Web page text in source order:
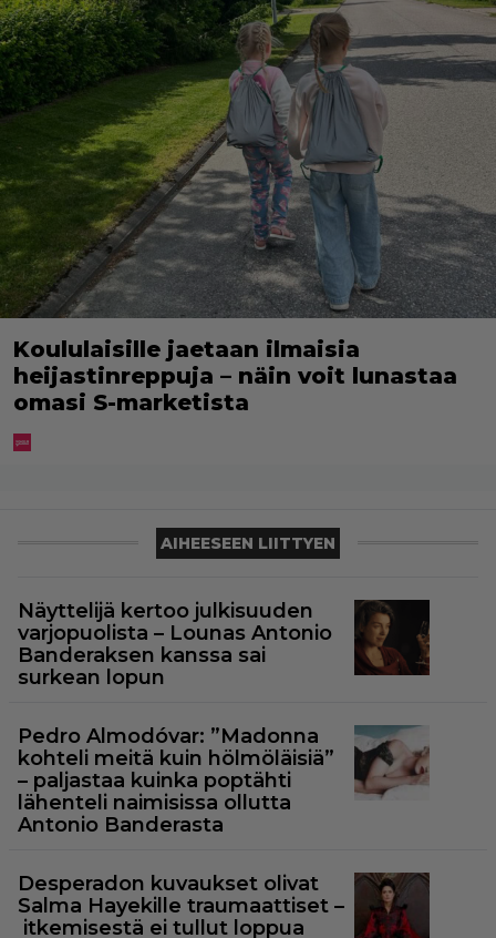
Koululaisille jaetaan ilmaisia
heijastinreppuja – näin voit lunastaa
omasi S-marketista
AIHEESEEN LIITTYEN
Näyttelijä kertoo julkisuuden
varjopuolista – Lounas Antonio
Banderaksen kanssa sai
surkean lopun
Pedro Almodóvar: ”Madonna
kohteli meitä kuin hölmöläisiä”
– paljastaa kuinka poptähti
lähenteli naimisissa ollutta
Antonio Banderasta
Desperadon kuvaukset olivat
Salma Hayekille traumaattiset –
itkemisestä ei tullut loppua